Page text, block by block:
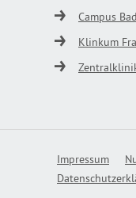
Campus
Klinkum
Impressum